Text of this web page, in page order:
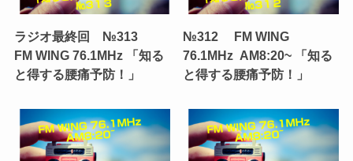
ラジオ最終回 №313
FM WING 76.1MHz 「知る
と得する腰痛予防！」
№312 FM WING
76.1MHz AM8:20~ 「知る
と得する腰痛予防！」